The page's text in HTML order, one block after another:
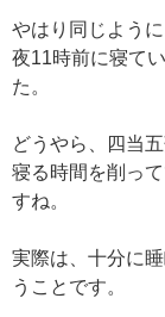
やはり同じように
夜11時前に寝て
た。
どうやら、四当
寝る時間を削っ
すね。
実際は、十分に
うことです。